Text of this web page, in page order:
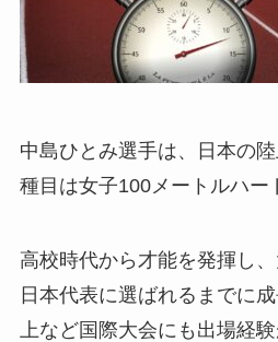
中島ひとみ選手は、日本の
種目は女子100メートルハー
高校時代から才能を発揮し
日本代表に選ばれるまでに
上など国際大会にも出場経